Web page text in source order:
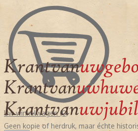
Uw winkelwagen (0)
Geen kopie of herdruk, maar échte